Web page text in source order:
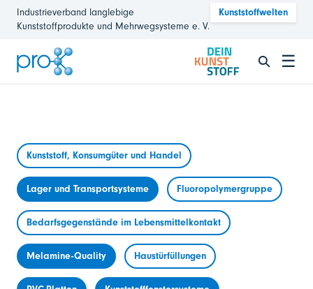
Industrieverband langlebige
Kunststoffprodukte und Mehrwegsysteme e. V.
Kunststoffwelten
☰
Kunststoff, Konsumgüter und Handel
Lager und Transportsysteme Fluoropolymergruppe
Bedarfsgegenstände im Lebensmittelkontakt
Melamine-Quality Haustürfüllungen